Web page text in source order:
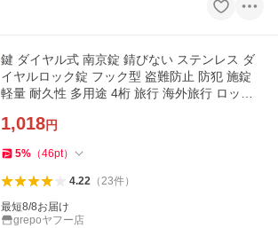
鍵 ダイヤル式 南京錠 錆びない ステンレス ダ
イヤルロック錠 フック型 盗難防止 防犯 施錠
軽量 耐久性 多用途 4桁 旅行 海外旅行 ロッカ
1,018円
5% （46pt）
4.22（23件）
最短8/8お届け
grepoヤフー店